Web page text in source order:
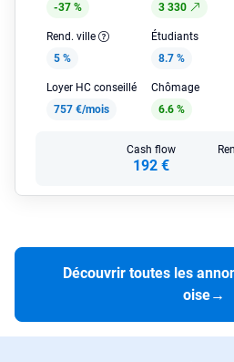
-37 %
3 330
Rend. ville
5 %
Étudiants
8.7 %
Loyer HC conseillé
757 €/mois
Chômage
6.6 %
Cash flow
192 €
Découvrir toutes les
oise→